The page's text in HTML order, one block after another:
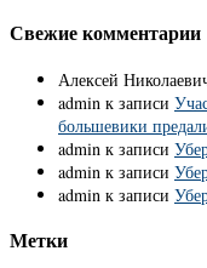
Свежие комментарии
Алексей
admin к записи
большевики
admin к записи
admin к записи
admin к записи
Метки